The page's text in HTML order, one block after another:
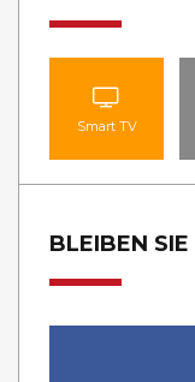
Smart TV
BLEIBEN